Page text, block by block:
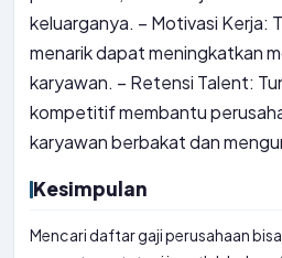
keluarganya. – Motivasi Kerja:
menarik dapat meningkatkan
karyawan. – Retensi Talent:
kompetitif membantu
karyawan berbakat dan
Kesimpulan
Mencari daftar gaji perusahaan